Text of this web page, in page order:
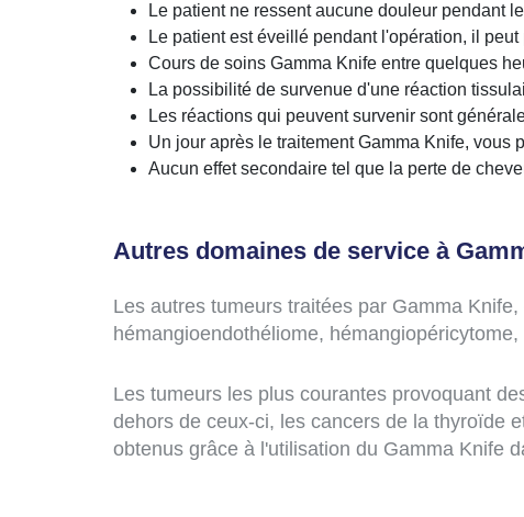
Le patient ne ressent aucune douleur pendant
Le patient est éveillé pendant l'opération, il
Cours de soins Gamma Knife entre quelques
La possibilité de survenue d'une réaction
Les réactions qui peuvent survenir sont
Un jour après le traitement Gamma Knife,
Aucun effet secondaire tel que la perte de
Autres domaines de service à
Les autres tumeurs traitées par Gamma
hémangioendothéliome,
Les tumeurs les plus courantes provoquant
dehors de ceux-ci, les cancers de la thyroïde
obtenus grâce à l'utilisation du Gamma Knife